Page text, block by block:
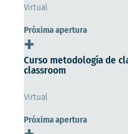
Virtual
Próxima apertura
+
Curso metodología de
classroom
Virtual
Próxima apertura